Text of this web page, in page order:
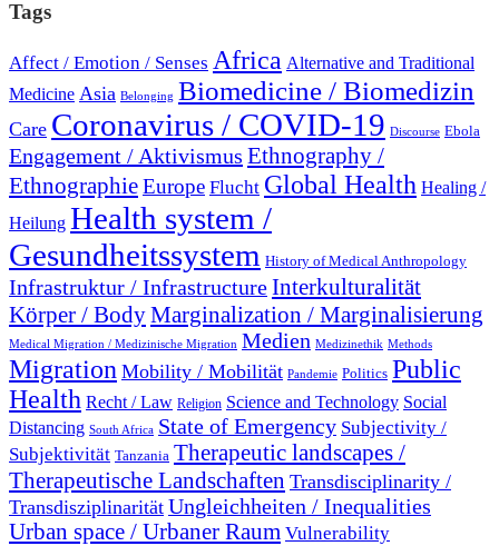
Tags
Affect / Emotion / Senses Africa Alternative and Traditional
Medicine Asia Belonging Biomedicine / Biomedizin
Care Coronavirus / COVID-19 Discourse Ebola
Engagement / Aktivismus Ethnography /
EthnographieEurope Flucht Global Health Healing /
Heilung Health system /
Gesundheitssystem History of Medical Anthropology
Infrastruktur / InfrastructureInterkulturalität
Körper / BodyMarginalization / Marginalisierung
Medical Migration / Medizinische Migration Medien Medizinethik Methods
Migration Mobility / Mobilität Pandemie Politics Public
Health Recht / Law Religion Science and Technology Social
Distancing South Africa State of Emergency Subjectivity /
Subjektivität Tanzania Therapeutic landscapes /
Therapeutische Landschaften Transdisciplinarity /
Transdisziplinarität Ungleichheiten / Inequalities
Urban space / Urbaner Raum Vulnerability